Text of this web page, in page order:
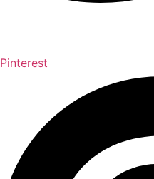
Pinterest